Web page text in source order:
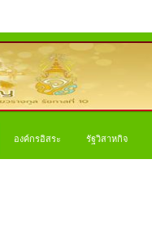
องค์กรอิสระ รัฐวิสาหกิจ